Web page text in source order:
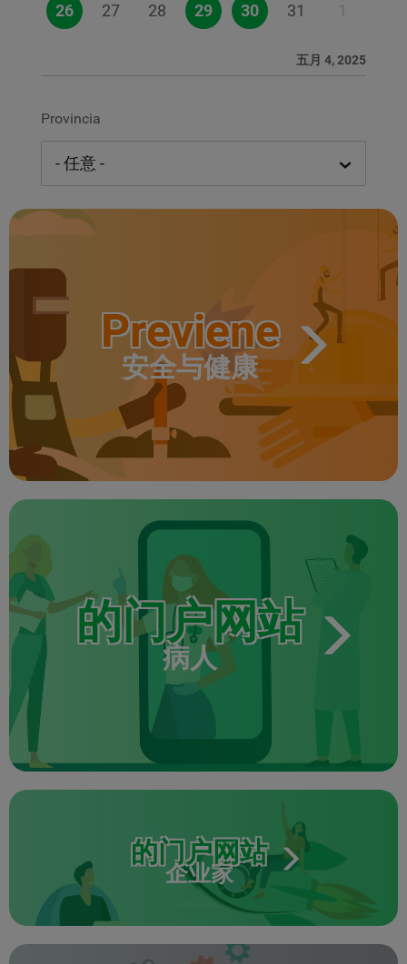
26 27 28 29 30 31 1
五月 4, 2025
Provincia
Previene
安全与健康
的门户网站
病人
的门户网站
企业家